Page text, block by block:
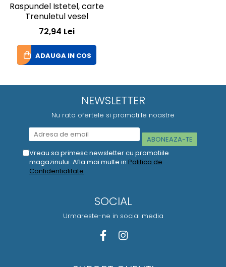
Raspundel Istetel, carte
Trenuletul vesel
72,94 Lei
ADAUGA IN COS
NEWSLETTER
Nu rata ofertele si promotiile noastre
Vreau sa primesc newsletter cu promotiile
magazinului. Afla mai multe in Politica de
Confidentialitate
SOCIAL
Urmareste-ne in social media